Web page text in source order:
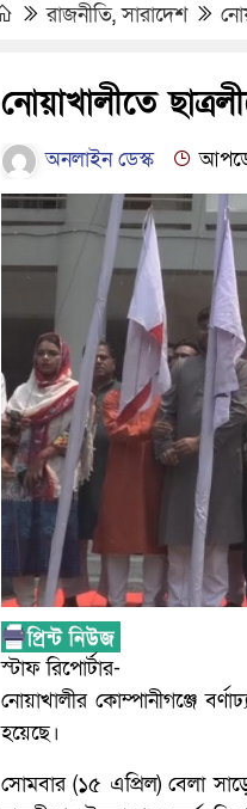
রাজনীতি,সারাদেশ
নোয়াখালীতে
অনলাইন ডেস্ক
স্টাফ রিপোর্টার-
নোয়াখালীর কোম্পানীগঞ্জে
হয়েছে।
সোমবার (১৫ এপ্রিল) বেলা